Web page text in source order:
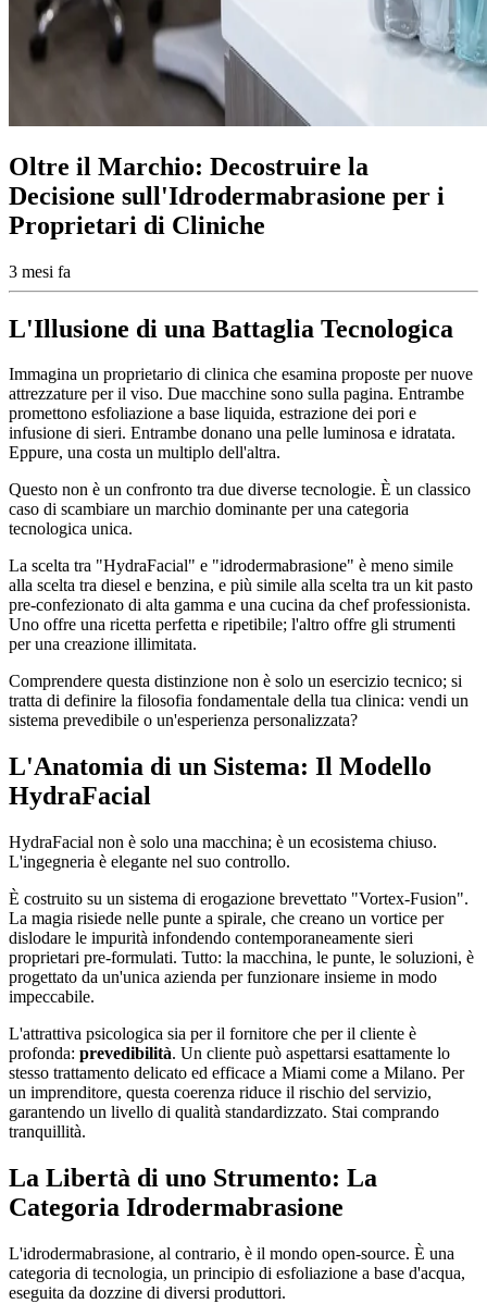
Oltre il Marchio: Decostruire la
Decisione sull'Idrodermabrasione per i
Proprietari di Cliniche
3 mesi fa
L'Illusione di una Battaglia Tecnologica
Immagina un proprietario di clinica che esamina proposte per nuove
attrezzature per il viso. Due macchine sono sulla pagina. Entrambe
promettono esfoliazione a base liquida, estrazione dei pori e
infusione di sieri. Entrambe donano una pelle luminosa e idratata.
Eppure, una costa un multiplo dell'altra.
Questo non è un confronto tra due diverse tecnologie. È un classico
caso di scambiare un marchio dominante per una categoria
tecnologica unica.
La scelta tra "HydraFacial" e "idrodermabrasione" è meno simile
alla scelta tra diesel e benzina, e più simile alla scelta tra un kit pasto
pre-confezionato di alta gamma e una cucina da chef professionista.
Uno offre una ricetta perfetta e ripetibile; l'altro offre gli strumenti
per una creazione illimitata.
Comprendere questa distinzione non è solo un esercizio tecnico; si
tratta di definire la filosofia fondamentale della tua clinica: vendi un
sistema prevedibile o un'esperienza personalizzata?
L'Anatomia di un Sistema: Il Modello
HydraFacial
HydraFacial non è solo una macchina; è un ecosistema chiuso.
L'ingegneria è elegante nel suo controllo.
È costruito su un sistema di erogazione brevettato "Vortex-Fusion".
La magia risiede nelle punte a spirale, che creano un vortice per
dislodare le impurità infondendo contemporaneamente sieri
proprietari pre-formulati. Tutto: la macchina, le punte, le soluzioni, è
progettato da un'unica azienda per funzionare insieme in modo
impeccabile.
L'attrattiva psicologica sia per il fornitore che per il cliente è
profonda: prevedibilità. Un cliente può aspettarsi esattamente lo
stesso trattamento delicato ed efficace a Miami come a Milano. Per
un imprenditore, questa coerenza riduce il rischio del servizio,
garantendo un livello di qualità standardizzato. Stai comprando
tranquillità.
La Libertà di uno Strumento: La
Categoria Idrodermabrasione
L'idrodermabrasione, al contrario, è il mondo open-source. È una
categoria di tecnologia, un principio di esfoliazione a base d'acqua,
eseguita da dozzine di diversi produttori.